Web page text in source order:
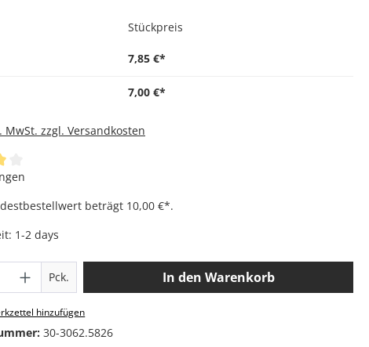
Stückpreis
7,85 €*
7,00 €*
MwSt. zzgl. Versandkosten
Bewertung von 4 von 5 Sternen
beträgt 10,00 €*.
1-2 days
Anzahl: Gib den gewünschten Wert
Pck. In den Warenkorb
hinzufügen
30-3062.5826